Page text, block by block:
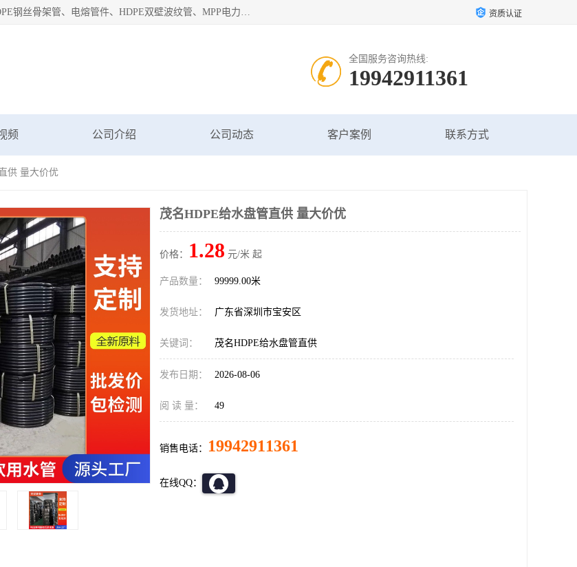
深圳市鑫润通管业有限公司专业生产批发：HDPE管材、热熔管件、HDPE钢丝骨架管、电熔管件、HDPE双壁波纹管、MPP电力管、井盖、PVC管材管件、PPR管材管件等；公司自创建以来，始终秉承“团结、务实、创新、守信”的服务宗旨，凭借专业的服务以及多年的勤奋拼搏，发展成为一家专业销售各种管材管件，绝缘电工套管及配件等系列产品的贸易公司。 资质认证
全国服务咨询热线:
19942911361
频 公司介绍 公司动态 客户案例 联系方式
供 量大价优
茂名HDPE给水盘管直供 量大价优
价格： 1.28 元/米 起
产品数量： 99999.00米
发货地址： 广东省深圳市宝安区
关键词： 茂名HDPE给水盘管直供
发布日期： 2026-08-06
阅 读 量： 49
销售电话： 19942911361
在线QQ：